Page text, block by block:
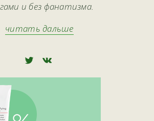
и без фанатизма.
читать дальше
🅃 🅅